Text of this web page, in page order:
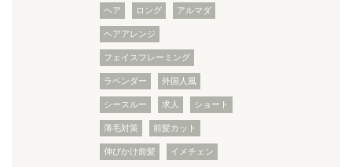
ヘア ロング アルマダ
ヘアアレンジ
フェイスフレーミング
ラベンダー 外国人風
シースルー 求人 ショート
薄毛対策 前髪カット
伸びかけ前髪 イメチェン